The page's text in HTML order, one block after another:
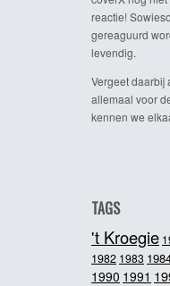
reactie!
gereaguurd
levendig.
Vergeet daarbij
allemaal voor
kennen we
TAGS
't Kroegie
1982 1983
1990 1991